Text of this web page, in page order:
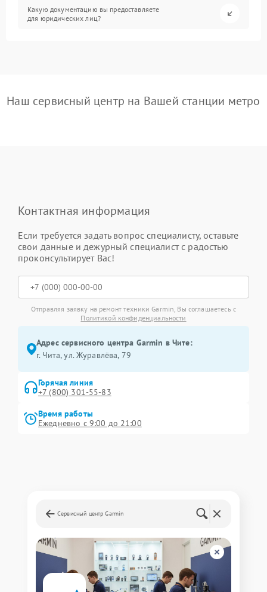
Какую документацию вы предоставляете
для юридических лиц?
Наш сервисный центр на Вашей станции метро
Контактная информация
Если требуется задать вопрос специалисту, оставьте
свои данные и дежурный специалист с радостью
проконсультирует Вас!
Отправляя заявку на ремонт техники Garmin, Вы соглашаетесь с
Политикой конфиденциальности
Адрес сервисного центра Garmin в Чите:
г. Чита, ул. Журавлёва, 79
Горячая линия
+7 (800) 301-55-83
Время работы
Ежедневно с 9:00 до 21:00
Сервисный центр Garmin